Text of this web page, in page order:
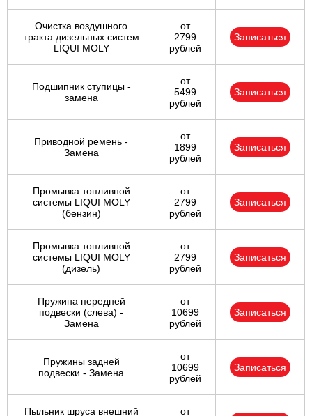
Очистка воздушного
тракта дизельных систем
LIQUI MOLY
от
2799
рублей
Записаться
Подшипник ступицы -
замена
от
5499
рублей
Записаться
Приводной ремень -
Замена
от
1899
рублей
Записаться
Промывка топливной
системы LIQUI MOLY
(бензин)
от
2799
рублей
Записаться
Промывка топливной
системы LIQUI MOLY
(дизель)
от
2799
рублей
Записаться
Пружина передней
подвески (слева) -
Замена
от
10699
рублей
Записаться
Пружины задней
подвески - Замена
от
10699
рублей
Записаться
Пыльник шруса внешний от